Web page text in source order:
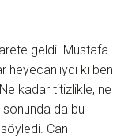
geldi. Mustafa
heyecanlıydı ki ben
kadar titizlikle, ne
sonunda da bu
Can